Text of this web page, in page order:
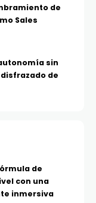
de
Sales
sin
de
de
con una
inmersiva